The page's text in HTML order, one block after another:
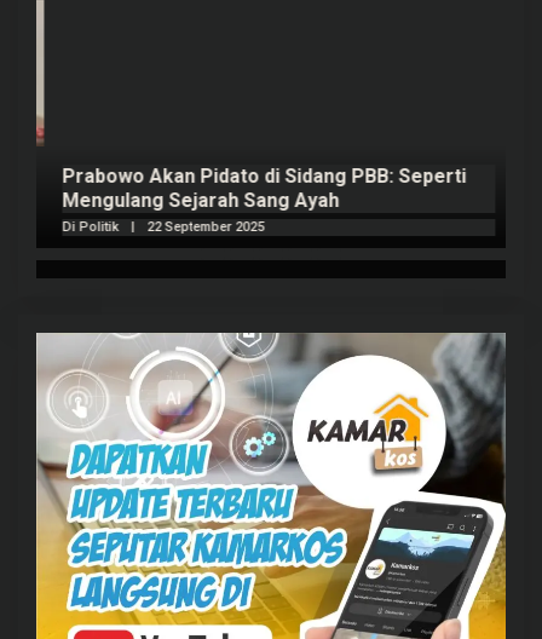
Prabowo Akan Pidato di Sidang PBB: Seperti
Mengulang Sejarah Sang Ayah
Di Politik 22 September 2025